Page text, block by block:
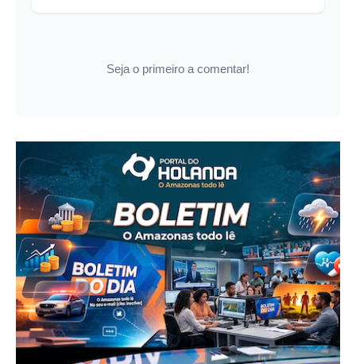
Seja o primeiro a comentar!